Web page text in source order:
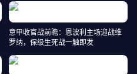
意甲收官战前瞻：恩波利主场迎战维
罗纳，保级生死战一触即发